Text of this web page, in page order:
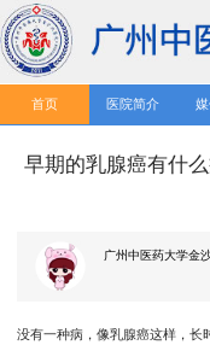
首页 医院简介
早期的乳腺癌有什
广州中医药大学金
没有一种病，像乳腺癌这样，长